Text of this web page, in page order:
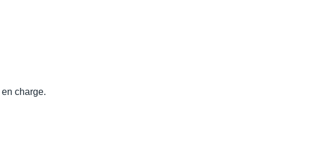
charge.